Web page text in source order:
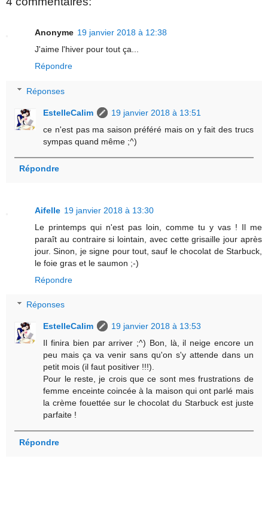
Anonyme 19 janvier 2018 à 12:38
J'aime l'hiver pour tout ça...
Répondre
Réponses
EstelleCalim
19 janvier 2018 à 13:51
ce n'est pas ma saison préféré mais on y fait des trucs
sympas quand même ;^)
Répondre
Aifelle 19 janvier 2018 à 13:30
Le printemps qui n'est pas loin, comme tu y vas ! Il me
paraît au contraire si lointain, avec cette grisaille jour après
jour. Sinon, je signe pour tout, sauf le chocolat de Starbuck,
le foie gras et le saumon ;-)
Répondre
Réponses
EstelleCalim
19 janvier 2018 à 13:53
Il finira bien par arriver ;^) Bon, là, il neige encore un
peu mais ça va venir sans qu'on s'y attende dans un
petit mois (il faut positiver !!!).
Pour le reste, je crois que ce sont mes frustrations de
femme enceinte coincée à la maison qui ont parlé mais
la crème fouettée sur le chocolat du Starbuck est juste
parfaite !
Répondre